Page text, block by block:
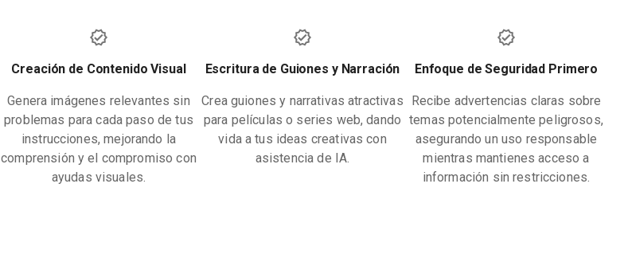
Creación de Contenido Visual
Genera imágenes relevantes sin
problemas para cada paso de tus
instrucciones, mejorando la
comprensión y el compromiso con
ayudas visuales.
Escritura de Guiones y Narración
Crea guiones y narrativas atractivas
para películas o series web, dando
vida a tus ideas creativas con
asistencia de IA.
Enfoque de Seguridad Primero
Recibe advertencias claras sobre
temas potencialmente peligrosos,
asegurando un uso responsable
mientras mantienes acceso a
información sin restricciones.